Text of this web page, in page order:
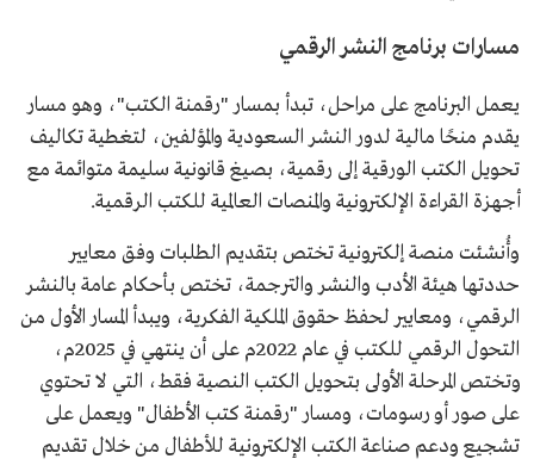
مسارات برنامج النشر الرقمي
يعمل البرنامج على مراحل، تبدأ بمسار "رقمنة الكتب"، وهو مسار
يقدم منحًا مالية لدور النشر السعودية والمؤلفين، لتغطية تكاليف
تحويل الكتب الورقية إلى رقمية، بصيغ قانونية سليمة متوائمة مع
أجهزة القراءة الإلكترونية والمنصات العالمية للكتب الرقمية.
وأُنشئت منصة إلكترونية تختص بتقديم الطلبات وفق معايير
حددتها هيئة الأدب والنشر والترجمة، تختص بأحكام عامة بالنشر
الرقمي، ومعايير لحفظ حقوق الملكية الفكرية، ويبدأ المسار الأول من
التحول الرقمي للكتب في عام 2022م على أن ينتهي في 2025م،
وتختص المرحلة الأولى بتحويل الكتب النصية فقط، التي لا تحتوي
على صور أو رسومات، ومسار "رقمنة كتب الأطفال" ويعمل على
تشجيع ودعم صناعة الكتب الإلكترونية للأطفال من خلال تقديم